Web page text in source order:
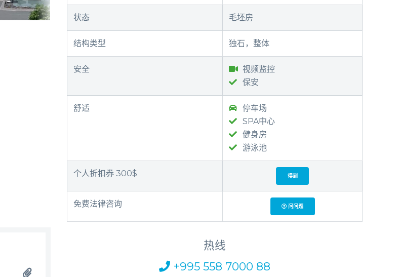
状态 毛坯房
结构类型 独石，整体
安全
视频监控
保安
舒适
停车场
SPA中心
健身房
游泳池
个人折扣券 300$ 得到
免费法律咨询 问问题
热线
+995 558 7000 88